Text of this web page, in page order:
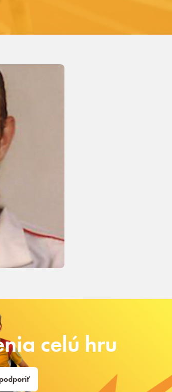
celú hru